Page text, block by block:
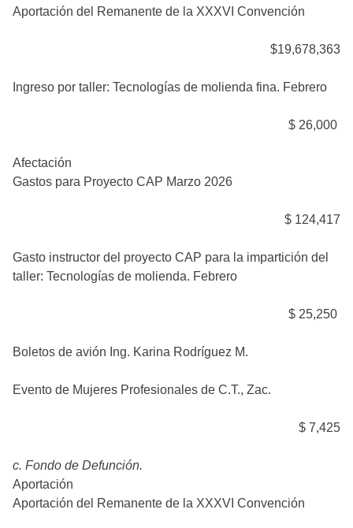
Aportación del Remanente de la XXXVI Convención
$19,678,363
Ingreso por taller: Tecnologías de molienda fina. Febrero
$ 26,000
Afectación
Gastos para Proyecto CAP Marzo 2026
$ 124,417
Gasto instructor del proyecto CAP para la impartición del
taller: Tecnologías de molienda. Febrero
$ 25,250
Boletos de avión Ing. Karina Rodríguez M.
Evento de Mujeres Profesionales de C.T., Zac.
$ 7,425
c. Fondo de Defunción.
Aportación
Aportación del Remanente de la XXXVI Convención